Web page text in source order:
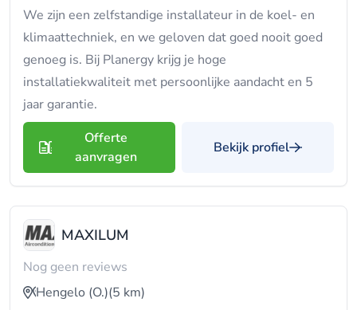
We zijn een zelfstandige installateur in de koel- en
klimaattechniek, en we geloven dat goed nooit goed
genoeg is. Bij Planergy krijg je hoge
installatiekwaliteit met persoonlijke aandacht en 5
jaar garantie.
Offerte
aanvragen
Bekijk profiel
MAXILUM
Nog geen reviews
Hengelo (O.)(5 km)